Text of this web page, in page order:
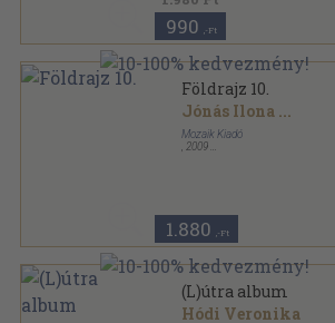
990 ,-Ft
Földrajz 10.
Jónás Ilona ...
Mozaik Kiadó
2009
1.880 ,-Ft
(L)útra album
Hódi Veronika